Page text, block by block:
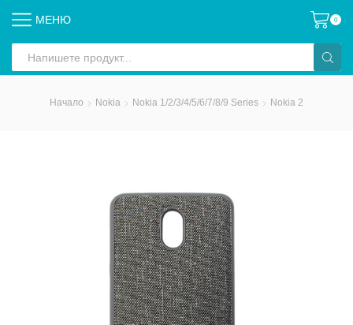
МЕНЮ 0
input
Начало Nokia Nokia 1/2/3/4/5/6/7/8/9 Series Nokia 2